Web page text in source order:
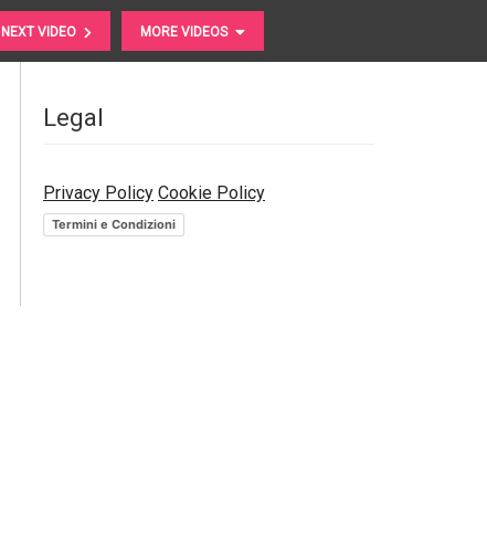
NEXT VIDEO MORE VIDEOS
Quantitative Easing. Come
funziona davvero? | BCE
Legal
Privacy Policy Cookie Policy
Termini e Condizioni